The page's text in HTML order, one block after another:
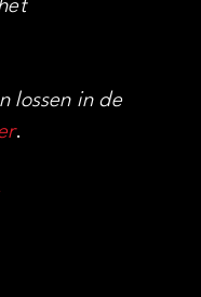
lossen in de
.